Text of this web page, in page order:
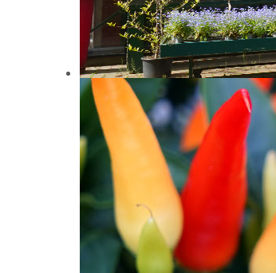
RECHTLICHER HINWEIS
URHEBERRECHTE
© Copyright. Alle Rechte
Webseite unterliegen dem Schutz
kommerziellen Zwecken kopiert,
Webseiten enthaltene Bilder